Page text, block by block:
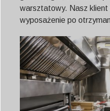
warsztatowy. Nasz klient
wyposażenie po